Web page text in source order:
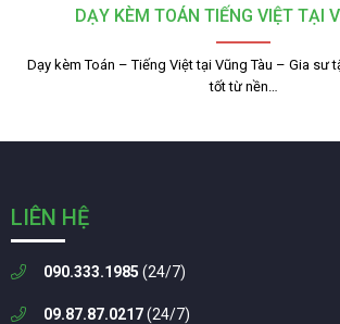
DẠY KÈM TOÁN TIẾNG VIỆT TẠI
Dạy kèm Toán – Tiếng Việt tại Vũng Tàu – Gia sư
tốt từ nền…
LIÊN HỆ
090.333.1985 (24/7)
09.87.87.0217(24/7)